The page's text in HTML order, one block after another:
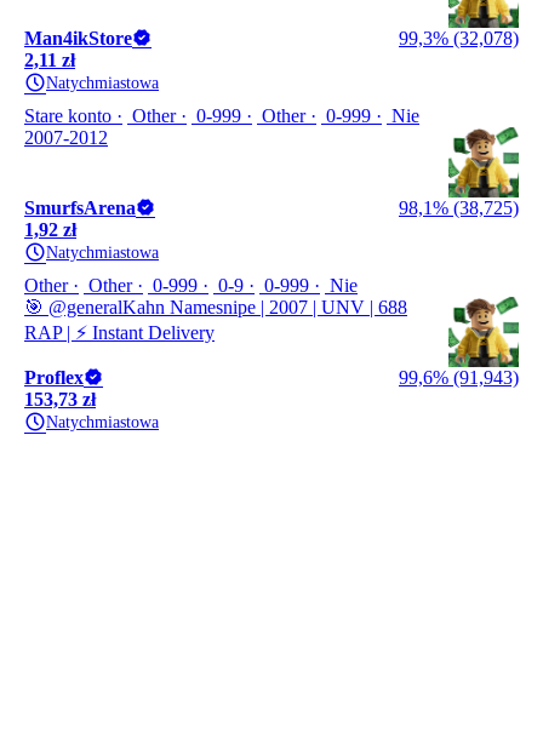
Man4ikStore
99,3% (32,078)
2,11 zł
Natychmiastowa
Stare konto Other 0-999 Other 0-999
Nie
2007-2012
SmurfsArena
98,1% (38,725)
1,92 zł
Natychmiastowa
Other Other 0-999 0-9 0-999
Nie
🎯 @generalKahn Namesnipe | 2007 | UNV | 688
RAP | ⚡ Instant Delivery
Proflex
99,6% (91,943)
153,73 zł
Natychmiastowa